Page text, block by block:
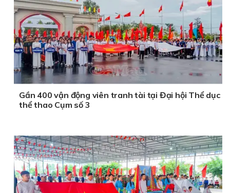
Gần 400 vận động viên tranh tài tại Đại hội Thể dục
thể thao Cụm số 3